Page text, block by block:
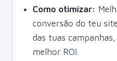
Como otimizar:
conversão do teu
das tuas
melhor ROI.